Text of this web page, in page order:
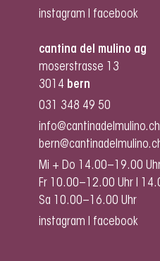
instagram
facebook
cantina del mulino ag
moserstrasse 13
3014 bern
031 348 49 50
info@cantinadelmulino.ch
Mi + Do 14.00–19.00
Fr 10.00–12.00 Uhr I
Sa 10.00–16.00 Uhr
instagram
facebook